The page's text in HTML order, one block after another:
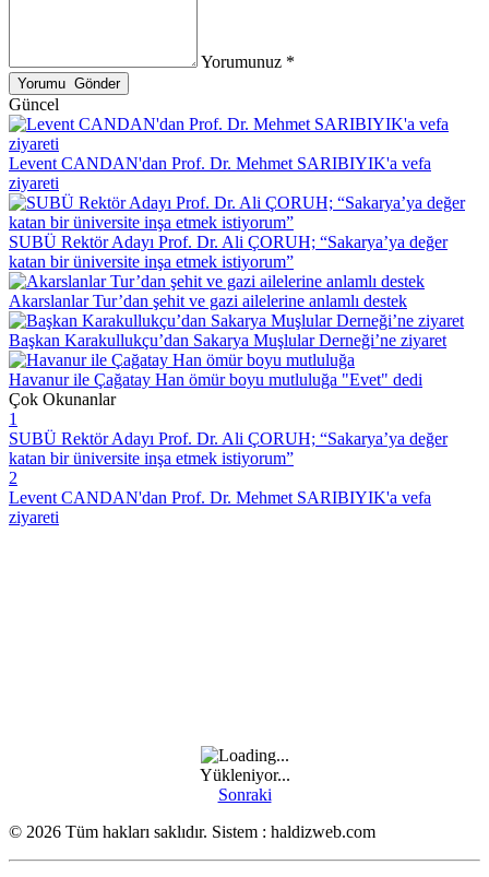
Yorumunuz *
Güncel
Levent CANDAN'dan Prof. Dr. Mehmet SARIBIYIK'a vefa
ziyareti
SUBÜ Rektör Adayı Prof. Dr. Ali ÇORUH; “Sakarya’ya değer
katan bir üniversite inşa etmek istiyorum”
Akarslanlar Tur’dan şehit ve gazi ailelerine anlamlı destek
Başkan Karakullukçu’dan Sakarya Muşlular Derneği’ne ziyaret
Havanur ile Çağatay Han ömür boyu mutluluğa "Evet" dedi
Çok Okunanlar
1
SUBÜ Rektör Adayı Prof. Dr. Ali ÇORUH; “Sakarya’ya değer
katan bir üniversite inşa etmek istiyorum”
2
Levent CANDAN'dan Prof. Dr. Mehmet SARIBIYIK'a vefa
ziyareti
Yükleniyor...
Sonraki
© 2026 Tüm hakları saklıdır. Sistem : haldizweb.com